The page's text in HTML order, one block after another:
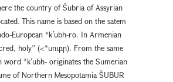
the country of Šubria of Assyrian
This name is based on the satem
European *k՛ubh-ro. In Armenian
holy” (<*սուբր). From the same
word *k՛ubh- originates the Sumerian
of Northern Mesopotamia ŠUBUR